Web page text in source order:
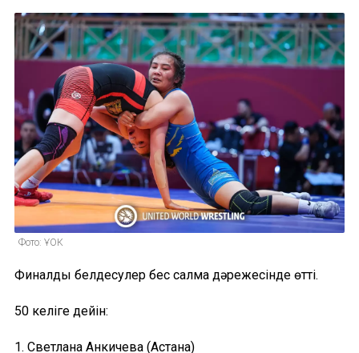
Фото: ҰОК
Финалдық белдесулер бес салмақ дәрежесінде өтті.
50 келіге дейін:
1. Светлана Анкичева (Астана)